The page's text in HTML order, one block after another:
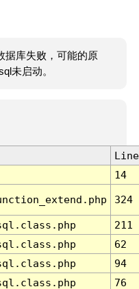
据库失败，可能的原
未启动。
Line
14
324
211
62
94
76